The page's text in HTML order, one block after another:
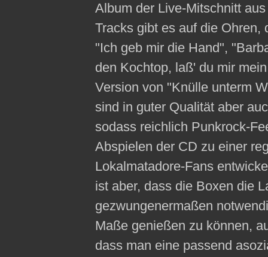
Album der Live-Mitschnitt
Tracks gibt es auf die
"Ich geb mir die Hand",
den Kochtop, laß' du mir
Version von "Knülle unterm
sind in guter Qualität aber
sodass reichlich Punkrock-
Abspielen der CD zu einer
Lokalmatadore-Fans
ist aber, dass die Boxen die
gezwungenermaßen
Maße genießen zu können,
dass man eine passend